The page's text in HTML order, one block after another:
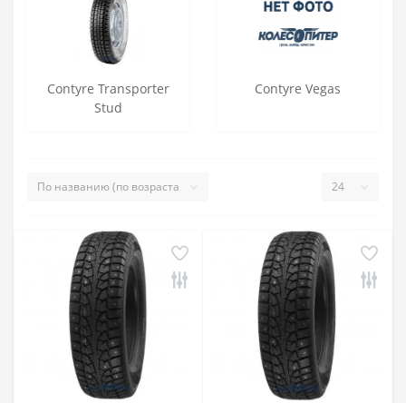
Contyre Transporter
Stud
Contyre Vegas